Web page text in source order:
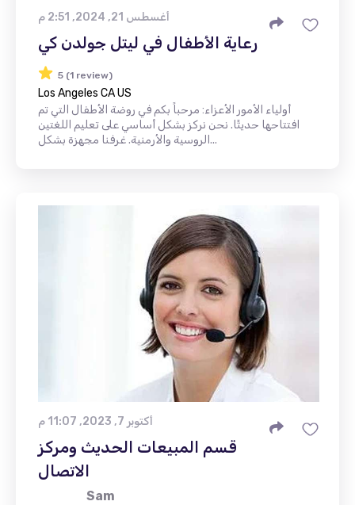
أغسطس 21, 2024, 2:51 م
رعاية الأطفال في ليتل جولدن كي
5 (1 review)
Los Angeles CA US
أولياء الأمور الأعزاء: مرحباً بكم في روضة الأطفال التي تم
افتتاحها حديثًا. نحن نركز بشكل أساسي على تعليم اللغتين
الروسية والأرمنية. غرفنا مجهزة بشكل...
أكتوبر 7, 2023, 11:07 م
قسم المبيعات الحديث ومركز
الاتصال
Sam